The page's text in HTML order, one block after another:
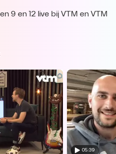
9 en 12 live bij VTM en VTM
05:39